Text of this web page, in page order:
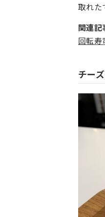
取れた
関連記
回転
チー